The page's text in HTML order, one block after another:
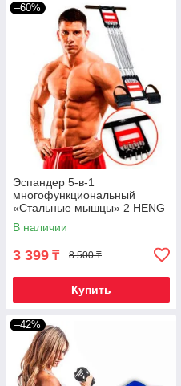
–60%
Эспандер 5-в-1
многофункциональный
«Стальные мышцы» 2 HENG
В наличии
3 399 ₸ 8 500 ₸
Купить
–42%